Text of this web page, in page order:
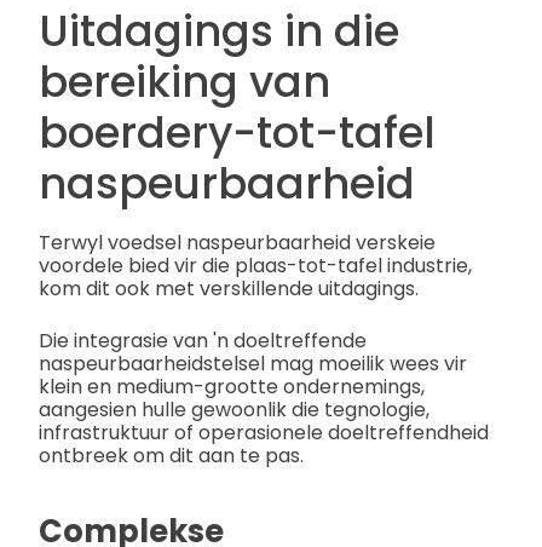
Uitdagings in die
bereiking van
boerdery-tot-tafel
naspeurbaarheid
Terwyl voedsel naspeurbaarheid verskeie
voordele bied vir die plaas-tot-tafel industrie,
kom dit ook met verskillende uitdagings.
Die integrasie van 'n doeltreffende
naspeurbaarheidstelsel mag moeilik wees vir
klein en medium-grootte ondernemings,
aangesien hulle gewoonlik die tegnologie,
infrastruktuur of operasionele doeltreffendheid
ontbreek om dit aan te pas.
Complekse